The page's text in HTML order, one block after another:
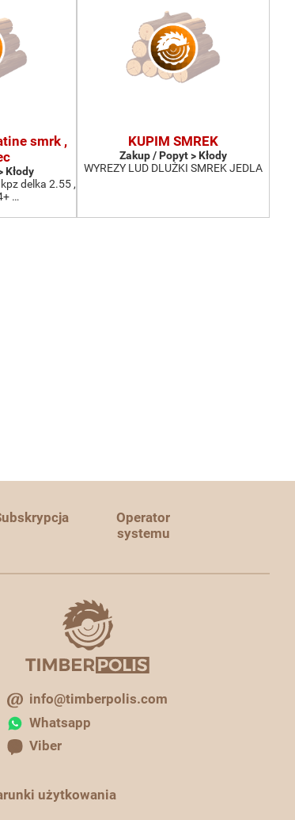
smrk ,
Kłody
delka 2.55 ,
…
KUPIM SMREK
Zakup / Popyt > Kłody
WYREZY LUD DLUŻKI SMREK JEDLA
Operator
systemu
info@timberpolis.com
Whatsapp
Viber
użytkowania